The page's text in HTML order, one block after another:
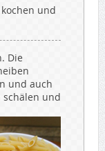
und
Die
und auch
schälen und